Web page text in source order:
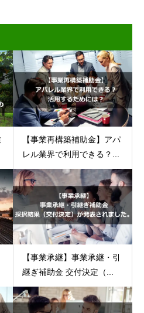
【事業再構築補助金】アパ
レル業界で利用できる？...
【事業承継】事業承継・引
継ぎ補助金 交付決定（...